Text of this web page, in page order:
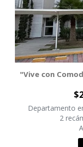
"Vive con
Departamento
2